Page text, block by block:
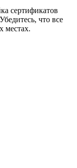
сертификатов
что все
местах.